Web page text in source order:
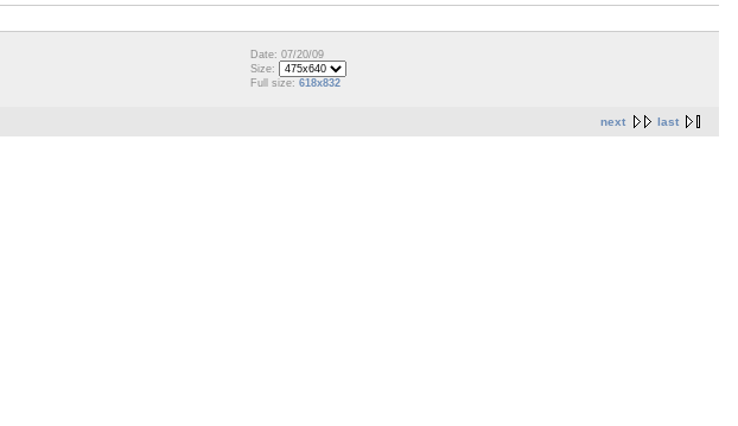
Date: 07/20/09
Size:
Full size: 618x832
next last